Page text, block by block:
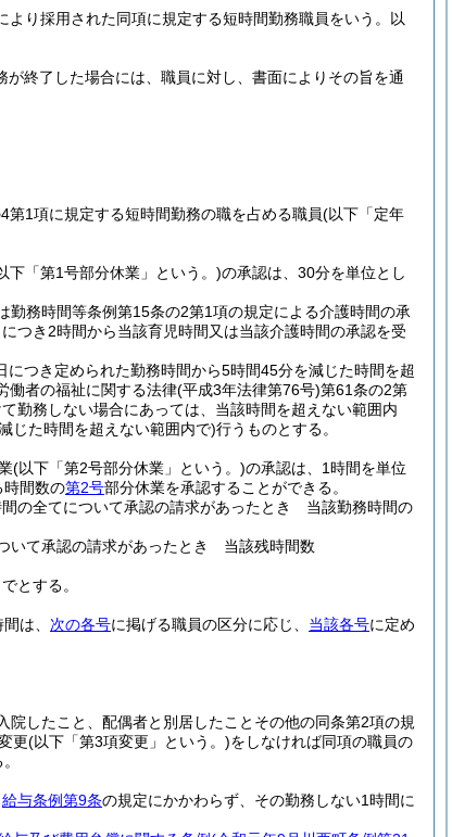
より採用された同項に規定する短時間勤務職員をいう。以
終了した場合には、職員に対し、書面によりその旨を通
第1項に規定する短時間勤務の職を占める職員(以下「定年
下「第1号部分休業」という。)の承認は、30分を単位とし
勤務時間等条例第15条の2第1項の規定による介護時間の承
つき2時間から当該育児時間又は当該介護時間の承認を受
つき定められた勤務時間から5時間45分を減じた時間を超
働者の福祉に関する法律(平成3年法律第76号)第61条の2第
勤務しない場合にあっては、当該時間を超えない範囲内
じた時間を超えない範囲内で)行うものとする。
(以下「第2号部分休業」という。)の承認は、1時間を単位
時間数の第2号部分休業を承認することができる。
の全てについて承認の請求があったとき 当該勤務時間の
いて承認の請求があったとき 当該残時間数
とする。
は、 次の各号に掲げる職員の区分に応じ、 当該各号に定め
したこと、配偶者と別居したことその他の同条第2項の規
更(以下「第3項変更」という。)をしなければ同項の職員の
給与条例第9条の規定にかかわらず、その勤務しない1時間に